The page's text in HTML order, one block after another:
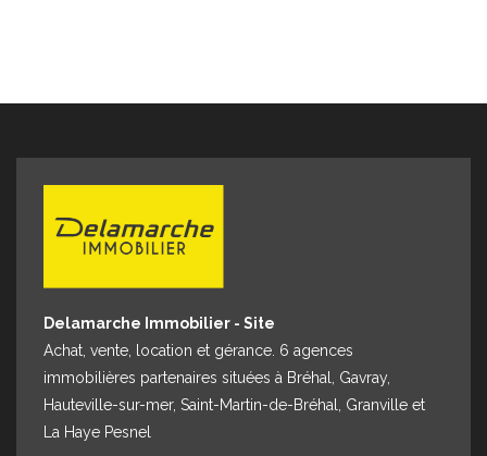
Delamarche Immobilier - Site
Achat, vente, location et gérance. 6 agences
immobilières partenaires situées à Bréhal, Gavray,
Hauteville-sur-mer, Saint-Martin-de-Bréhal, Granville et
La Haye Pesnel